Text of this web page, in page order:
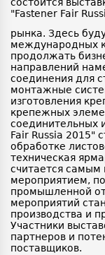
рынка. Здесь
международных
продолжать
направлений
соединения для
монтажные
изготовления
крепежных
соединительных
Fair Russia 2015"
обработке
техническая
считается самым
мероприятием,
промышленной
мероприятий
производства и
Участники
партнеров и
поставщиков.